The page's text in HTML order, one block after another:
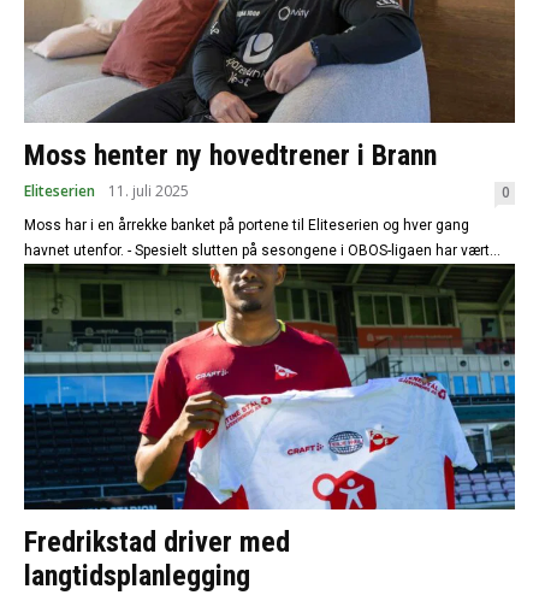
Moss henter ny hovedtrener i Brann
Eliteserien 11. juli 2025 0
Moss har i en årrekke banket på portene til Eliteserien og hver gang
havnet utenfor. - Spesielt slutten på sesongene i OBOS-ligaen har vært...
Fredrikstad driver med
langtidsplanlegging